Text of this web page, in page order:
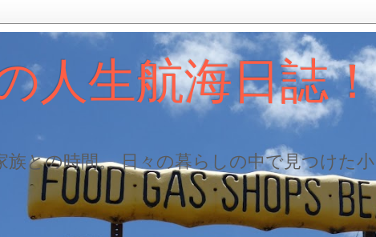
人生航海日誌！
との時間。 日々の暮らしの中で見つけた